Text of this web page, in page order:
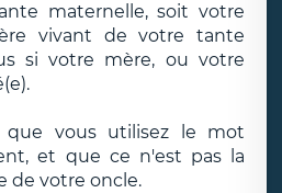
maternelle, soit votre
vivant de votre tante
si votre mère, ou votre
que vous utilisez le mot
et que ce n'est pas la
de votre oncle.